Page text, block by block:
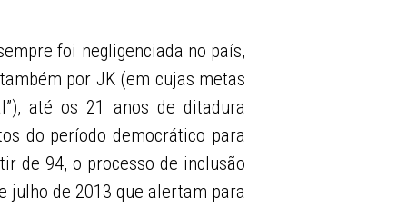
foi negligenciada no país,
por JK (em cujas metas
até os 21 anos de ditadura
do período democrático para
de 94, o processo de inclusão
julho de 2013 que alertam para